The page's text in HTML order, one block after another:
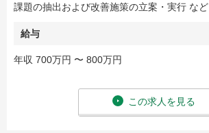
課題の抽出および改善施策の立案・実行 など
給与
年収 700万円 〜 800万円
この求人を見る